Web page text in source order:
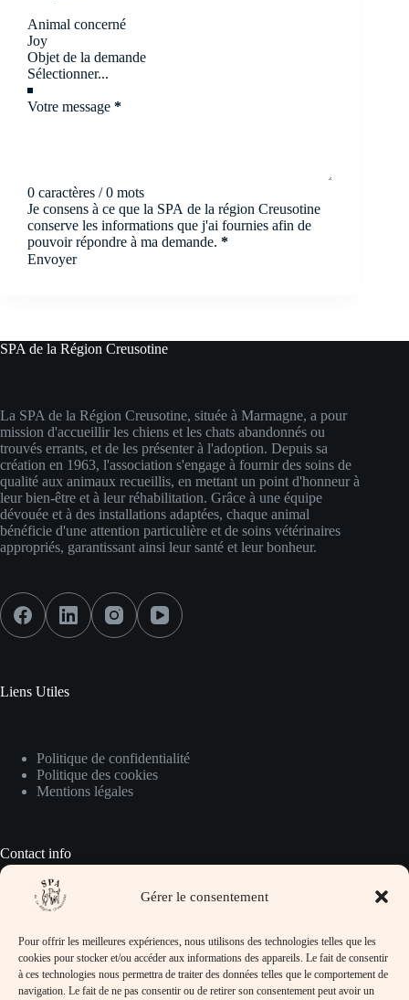
Gérer le consentement
Pour offrir les meilleures expériences, nous utilisons des technologies telles que les
cookies pour stocker et/ou accéder aux informations des appareils. Le fait de consentir
à ces technologies nous permettra de traiter des données telles que le comportement de
navigation. Le fait de ne pas consentir ou de retirer son consentement peut avoir un
Animal concerné
Objet de la demande
Votre message *
0 caractères / 0 mots
Je consens à ce que la SPA de la région Creusotine
conserve les informations que j'ai fournies afin de
pouvoir répondre à ma demande. *
Envoyer
SPA de la Région Creusotine
La SPA de la Région Creusotine, située à Marmagne, a pour
mission d'accueillir les chiens et les chats abandonnés ou
trouvés errants, et de les présenter à l'adoption. Depuis sa
création en 1963, l'association s'engage à fournir des soins de
qualité aux animaux recueillis, en mettant un point d'honneur à
leur bien-être et à leur réhabilitation. Grâce à une équipe
dévouée et à des installations adaptées, chaque animal
bénéficie d'une attention particulière et de soins vétérinaires
appropriés, garantissant ainsi leur santé et leur bonheur.
Liens Utiles
Politique de confidentialité
Politique des cookies
Mentions légales
Contact info
Adresse :
SPA de la Région Creusotine, 32 rue Jean
Lafoy, 71710 Marmagne